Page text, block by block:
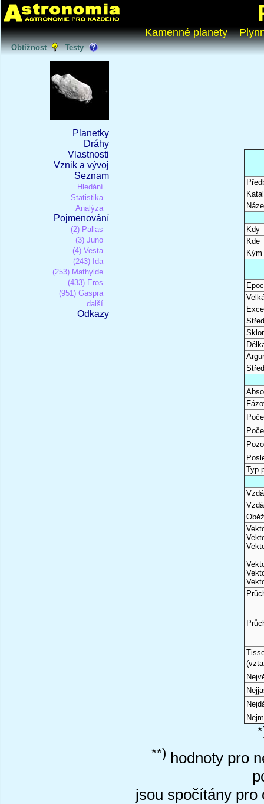
Kamenné planety
Obtížnost Testy
Planetky
Dráhy
Vlastnosti
Vznik a vývoj
Seznam
Hledání
Statistika
Analýza
Pojmenování
(2) Pallas
(3) Juno
(4) Vesta
(243) Ida
(253) Mathylde
(433) Eros
(951) Gaspra
...další
Odkazy
Kdy
Kde
Kým
Typ
**) hodnoty pro
jsou spočítány pro